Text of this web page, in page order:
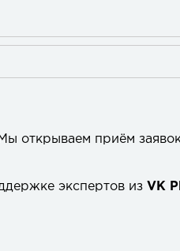
открываем приём
экспертов из VK